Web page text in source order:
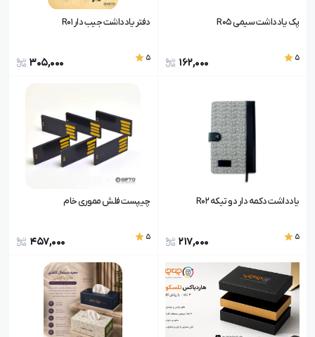
پک یادداشت سیمی R0۵
5
162,000
دفتر یادداشت جیب دار R01
5
305,000
یادداشت دکمه دار دو تیکه R02
5
217,000
چیپست فلش مموری خام
5
457,000